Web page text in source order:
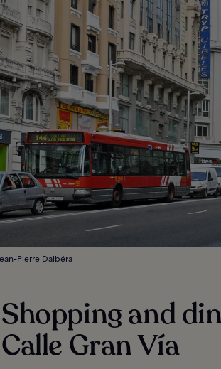
Pierre Dalbéra
Shopping and
Calle Gran Vía